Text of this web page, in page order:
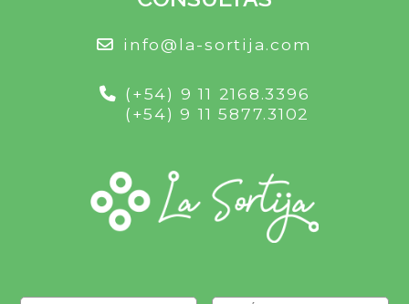
info@la-sortija.com
(+54) 9 11 2168.3396
(+54) 9 11 5877.3102